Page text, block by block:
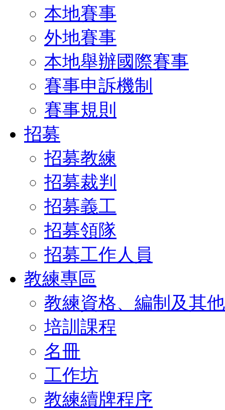
本地賽事
外地賽事
本地舉辦國際賽事
賽事申訴機制
賽事規則
招募
招募教練
招募裁判
招募義工
招募領隊
招募工作人員
教練專區
教練資格、編制及其
培訓課程
名冊
工作坊
教練續牌程序